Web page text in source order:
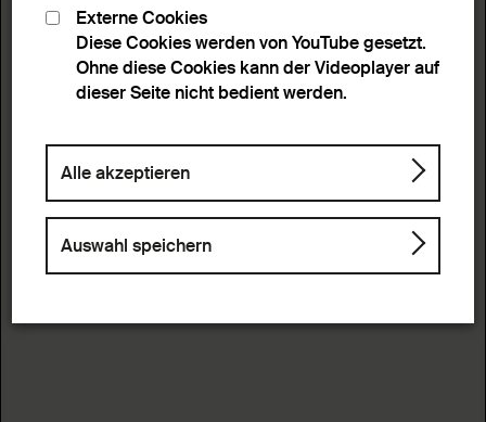
Externe Cookies
Diese Cookies werden von YouTube gesetzt.
Ohne diese Cookies kann der Videoplayer auf
dieser Seite nicht bedient werden.
Alle akzeptieren
Auswahl speichern